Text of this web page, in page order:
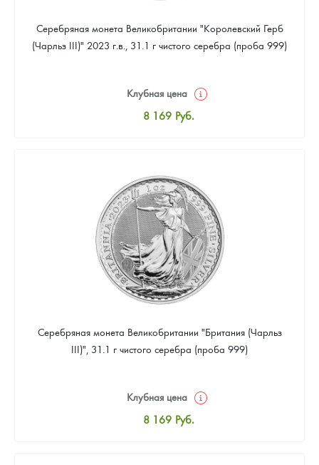
Серебряная монета Великобритании "Королевский Герб
(Чарльз III)" 2023 г.в., 31.1 г чистого серебра (проба 999)
Клубная цена
8 169 Руб.
Цена выкупа
Звоните
Серебряная монета Великобритании "Британия (Чарльз
III)", 31.1 г чистого серебра (проба 999)
Клубная цена
8 169 Руб.